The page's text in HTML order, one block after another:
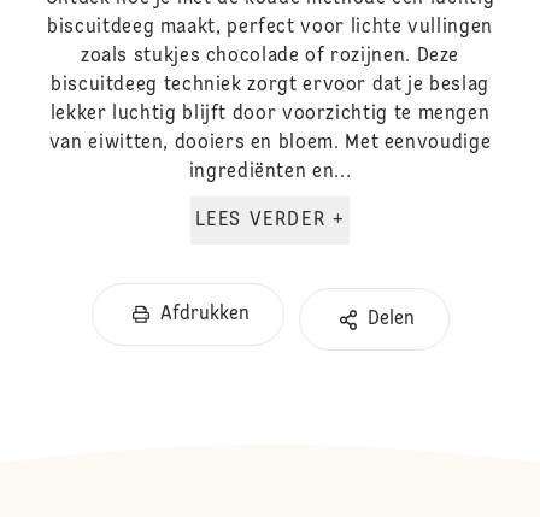
biscuitdeeg maakt, perfect voor lichte vullingen
zoals stukjes chocolade of rozijnen. Deze
biscuitdeeg techniek zorgt ervoor dat je beslag
lekker luchtig blijft door voorzichtig te mengen
van eiwitten, dooiers en bloem. Met eenvoudige
ingrediënten en...
LEES VERDER +
Afdrukken Delen